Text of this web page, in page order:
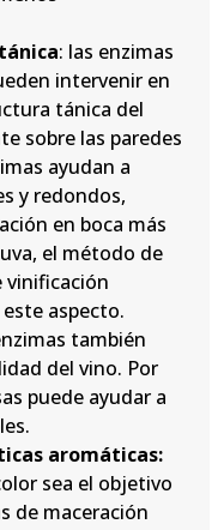
tánica: las enzimas
intervenir en
tánica del
sobre las paredes
ayudan a
y redondos,
en boca más
el método de
vinificación
aspecto.
también
del vino. Por
puede ayudar a
aromáticas:
sea el objetivo
de maceración